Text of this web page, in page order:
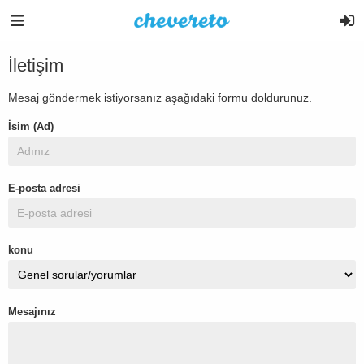
İletişim
Mesaj göndermek istiyorsanız aşağıdaki formu doldurunuz.
İsim (Ad)
E-posta adresi
konu
Mesajınız